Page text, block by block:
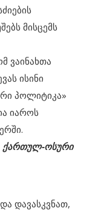
მისცემს
ვაინახთა
ისინი
პოლიტიკა»
იაროს
ქართულ-ოსური
დავასკვნათ,